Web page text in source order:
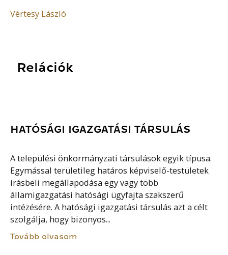
Vértesy László
Relációk
HATÓSÁGI IGAZGATÁSI TÁRSULÁS
A települési önkormányzati társulások egyik típusa.
Egymással területileg határos képviselő-testületek
írásbeli megállapodása egy vagy több
államigazgatási hatósági ügyfajta szakszerű
intézésére. A hatósági igazgatási társulás azt a célt
szolgálja, hogy bizonyos...
Tovább olvasom